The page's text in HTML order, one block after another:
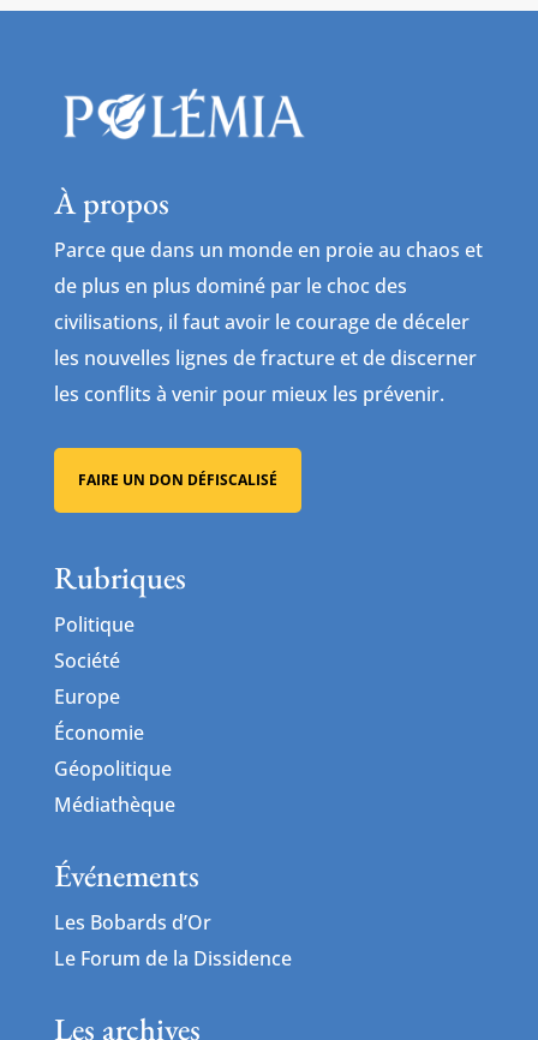
À propos
Parce que dans un monde en proie au chaos et
de plus en plus dominé par le choc des
civilisations, il faut avoir le courage de déceler
les nouvelles lignes de fracture et de discerner
les conflits à venir pour mieux les prévenir.
FAIRE UN DON DÉFISCALISÉ
Rubriques
Politique
Société
Europe
Économie
Géopolitique
Médiathèque
Événements
Les Bobards d’Or
Le Forum de la Dissidence
Les archives